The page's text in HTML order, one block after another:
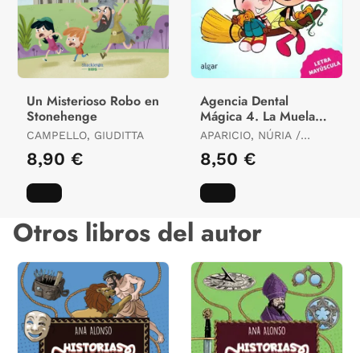
Un Misterioso Robo en
Stonehenge
CAMPELLO, GIUDITTA
8,90 €
Agencia Dental
Mágica 4. La Muela
de la Bruja
APARICIO, NÚRIA /
8,50 €
Otros libros del autor